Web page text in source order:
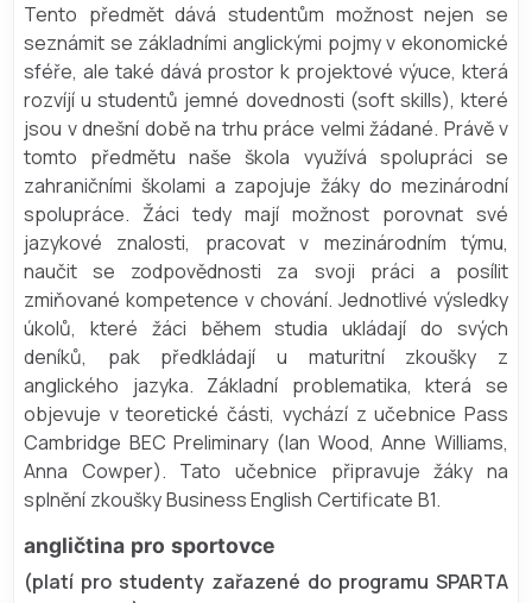
Tento předmět dává studentům možnost nejen se
seznámit se základními anglickými pojmy v ekonomické
sféře, ale také dává prostor k projektové výuce, která
rozvíjí u studentů jemné dovednosti (soft skills), které
jsou v dnešní době na trhu práce velmi žádané. Právě v
tomto předmětu naše škola využívá spolupráci se
zahraničními školami a zapojuje žáky do mezinárodní
spolupráce. Žáci tedy mají možnost porovnat své
jazykové znalosti, pracovat v mezinárodním týmu,
naučit se zodpovědnosti za svoji práci a posílit
zmiňované kompetence v chování. Jednotlivé výsledky
úkolů, které žáci během studia ukládají do svých
deníků, pak předkládají u maturitní zkoušky z
anglického jazyka. Základní problematika, která se
objevuje v teoretické části, vychází z učebnice Pass
Cambridge BEC Preliminary (Ian Wood, Anne Williams,
Anna Cowper). Tato učebnice připravuje žáky na
splnění zkoušky Business English Certificate B1.
angličtina pro sportovce
(platí pro studenty zařazené do programu SPARTA